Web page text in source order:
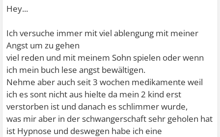
Hey...
Ich versuche immer mit viel ablengung mit meiner
Angst um zu gehen
viel reden und mit meinem Sohn spielen oder wenn
ich mein buch lese angst bewältigen.
Nehme aber auch seit 3 wochen medikamente weil
ich es sont nicht aus hielte da mein 2 kind erst
verstorben ist und danach es schlimmer wurde,
was mir aber in der schwangerschaft sehr geholen hat
ist Hypnose und deswegen habe ich eine